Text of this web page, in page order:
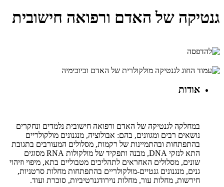
גנטיקה של האדם ורפואה חישובית
אודות
במחלקה לגנטיקה של האדם ורפואה חישובית נלמדים ונחקרים
נושאים רבים ומגוונים, בהם: אבולוציה, מנגנונים מולקולריים
בהתפתחות ובהתמיינות של רקמות, מסלולים המעורבים בתגובת
התא לנזקי DNA, מבנה ותפקיד של מולקולות RNA מסוגים
שונים, מסלולים האחראים לתהליכים מטבוליים בתא, מיפוי וזיהוי
גנים, מנגנונים גנטיים-מולקולריים בהתפתחות מחלות סרטניות,
חירשות, מחלות עור, מחלות נוירודגנרטיביות, סוכרת ועוד.